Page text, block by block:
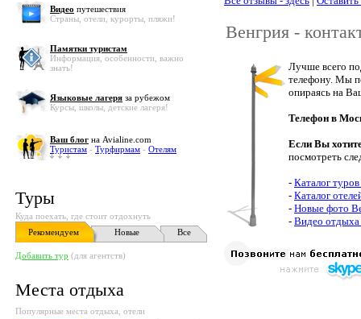
Видео путешествия
Страны, отели, курорты, пляжи!
Памятки туристам
Информация, особенности, важно
знать!
Языковые лагеря за рубежом
Курсы, школы, детские лагеря!
Ваш блог на Avialine.com
Туристам - Турфирмам - Отелям
Туры
Куда поехать, где стоит отдохнуть
Рекомендуем
Новые Все
Добавить тур (для агентств)
Места отдыха
Популярные места отдыха, отели
Венгрия -
Лучше всего
телефону. Мы
опираясь на
Телефон в
Если Вы
посмотреть
- Каталог
- Каталог
- Новые фото
- Видео отдыха